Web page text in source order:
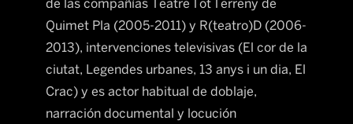
de las compañías Teatre Tot Terreny de
Quimet Pla (2005-2011) y R(teatro)D (2006-
2013), intervenciones televisivas (El cor de la
ciutat, Legendes urbanes, 13 anys i un dia, El
Crac) y es actor habitual de doblaje,
narración documental y locución